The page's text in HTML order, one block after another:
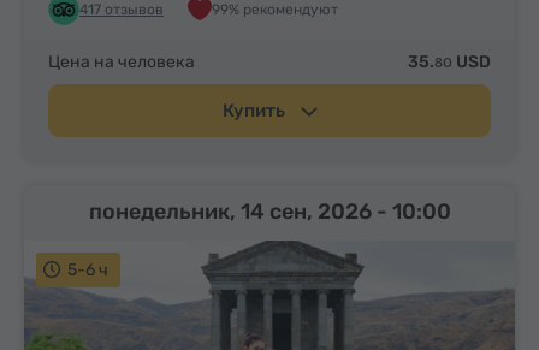
417 отзывов 99% рекомендуют
Цена на человека 35.80 USD
Купить
5-6 ч
понедельник, 14 сен, 2026 - 10:00